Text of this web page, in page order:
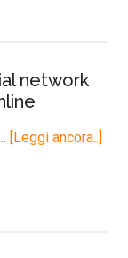
network
[Leggi ancora..]